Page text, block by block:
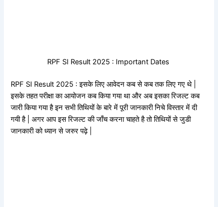
RPF SI Result 2025 : Important Dates
RPF SI Result 2025 : इसके लिए आवेदन कब से कब तक लिए गए थे |
इसके तहत परीक्षा का आयोजन कब किया गया था और अब इसका रिजल्ट कब
जारी किया गया है इन सभी तिथियों के बारे में पूरी जानकारी निचे विस्तार में दी
गयी है | अगर आप इस रिजल्ट की जाँच करना चाहते है तो तिथियों से जुडी
जानकारी को ध्यान से जरुर पढ़े |